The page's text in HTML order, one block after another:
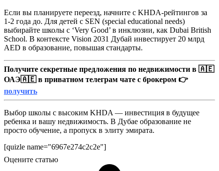
Если вы планируете переезд, начните с KHDA-рейтингов за
1-2 года до. Для детей с SEN (special educational needs)
выбирайте школы с ‘Very Good’ в инклюзии, как Dubai British
School. В контексте Vision 2031 Дубай инвестирует 20 млрд
AED в образование, повышая стандарты.
Получите секретные предложения по недвижимости в 🇦🇪
ОАЭ🇦🇪 в приватном телеграм чате с брокером 👉
получить
Выбор школы с высоким KHDA — инвестиция в будущее
ребенка и вашу недвижимость. В Дубае образование не
просто обучение, а пропуск в элиту эмирата.
[quizle name="6967e274c2c2e"]
Оцените статью